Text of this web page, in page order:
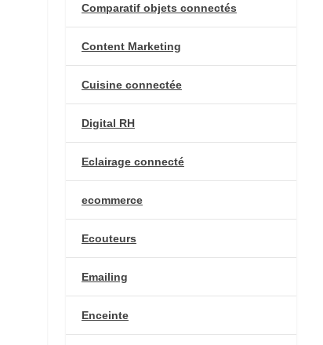
Comparatif objets connectés
Content Marketing
Cuisine connectée
Digital RH
Eclairage connecté
ecommerce
Ecouteurs
Emailing
Enceinte